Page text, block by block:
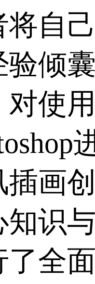
将自
验倾
使用
插画
知识
了全